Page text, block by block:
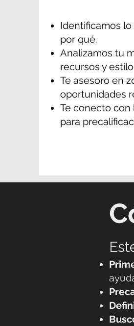
Identificamos
por qué.
Analizamos tu
recursos y
Te asesoro en
oportunidades
Te conecto con
para